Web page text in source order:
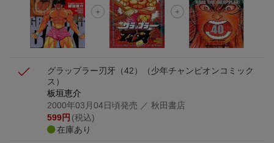
グラップラー刃牙（42）
（少年チャンピオンコミック
ス）
板垣恵介
2000年03月04日頃発売 ／ 秋田書店
599円 (税込)
在庫あり